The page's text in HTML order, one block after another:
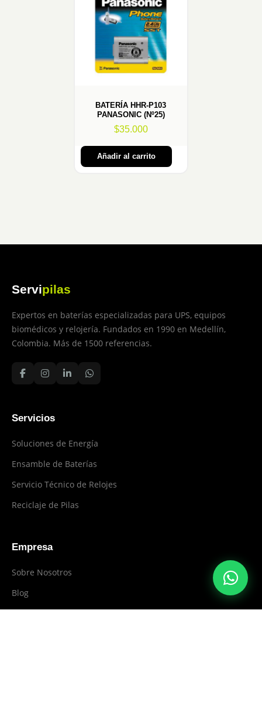
BATERÍA HHR-P103
PANASONIC (Nº25)
$35.000
Añadir al carrito
Servipilas
Expertos en baterías especializadas para UPS, equipos
biomédicos y relojería. Fundados en 1990 en Medellín,
Colombia. Más de 1500 referencias.
Servicios
Soluciones de Energía
Ensamble de Baterías
Servicio Técnico de Relojes
Reciclaje de Pilas
Empresa
Sobre Nosotros
Blog